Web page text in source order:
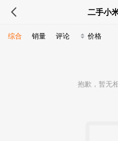
二手小
综合 销量 评论 价格
抱歉，暂无